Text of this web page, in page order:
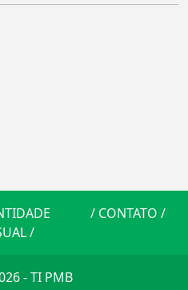
/
/ CONTATO /
- TI PMB